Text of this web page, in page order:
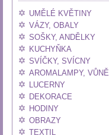
UMĚLÉ KVĚTINY
VÁZY, OBALY
SOŠKY, ANDĚLKY
KUCHYŇKA
SVÍČKY, SVÍCNY
AROMALAMPY, VŮNĚ
LUCERNY
DEKORACE
HODINY
OBRAZY
TEXTIL